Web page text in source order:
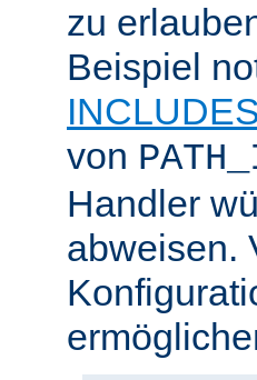
zu
Beispiel
von
Handler
abweisen.